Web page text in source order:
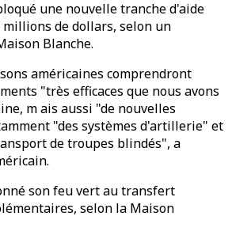
une nouvelle tranche d'aide
de dollars, selon un
Blanche.
américaines comprendront
"très efficaces que nous avons
m ais aussi "de nouvelles
"des systèmes d'artillerie" et
de troupes blindés", a
son feu vert au transfert
selon la Maison